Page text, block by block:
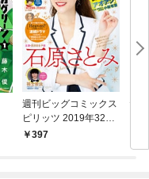
週刊ビッグコミックス
ピリッツ 2019年32号
（2019年7月8日発
397
だ